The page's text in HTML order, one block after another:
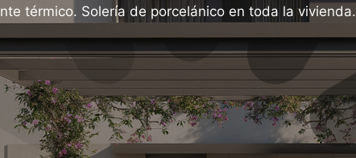
térmico. Solería de porcelánico en toda la vivienda.